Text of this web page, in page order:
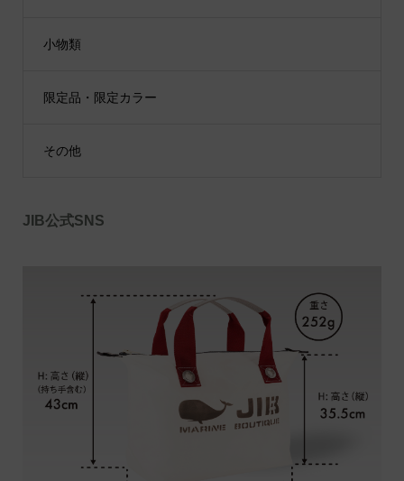
小物類
限定品・限定カラー
その他
JIB公式SNS